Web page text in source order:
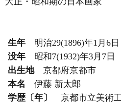
生年
明治29(1896)年1月6日
没年
昭和7(1932)年3月7日
出生地
京都府京都市
本名
伊藤 新太郎
学歴〔年〕
京都市立美術